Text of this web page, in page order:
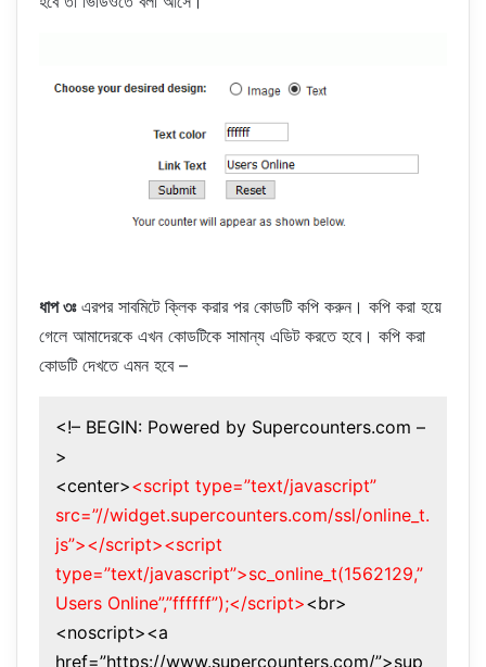
ধাপ ৩ঃএরপর সাবমিটে ক্লিক করার পর কোডটি কপি করুন। কপি করা হয়ে
গেলে আমাদেরকে এখন কোডটিকে সামান্য এডিট করতে হবে। কপি করা
কোডটি দেখতে এমন হবে –
<!– BEGIN: Powered by Supercounters.com –
>
<center><script type=”text/javascript”
src=”//widget.supercounters.com/ssl/online_t.
js”></script><script
type=”text/javascript”>sc_online_t(1562129,”
Users Online”,”ffffff”);</script><br>
<noscript><a
href=”https://www.supercounters.com/”>sup